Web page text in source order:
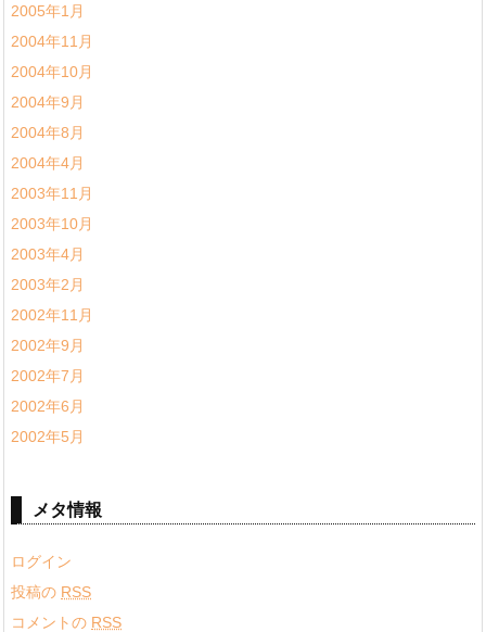
2005年1月
2004年11月
2004年10月
2004年9月
2004年8月
2004年4月
2003年11月
2003年10月
2003年4月
2003年2月
2002年11月
2002年9月
2002年7月
2002年6月
2002年5月
メタ情報
ログイン
投稿の RSS
コメントの RSS